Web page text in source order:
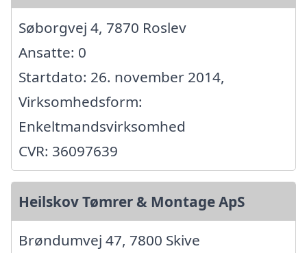
Søborgvej 4, 7870 Roslev
Ansatte: 0
Startdato: 26. november 2014,
Virksomhedsform:
Enkeltmandsvirksomhed
CVR: 36097639
Heilskov Tømrer & Montage ApS
Brøndumvej 47, 7800 Skive